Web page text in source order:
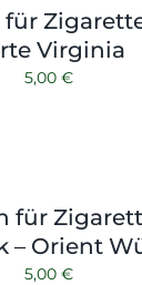
für
Virginia
5,00 €
für
– Orient
5,00 €